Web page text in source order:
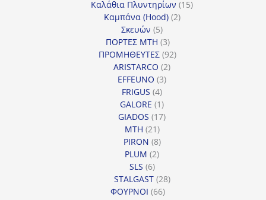
Καλάθια Πλυντηρίων 1515
Καμπάνα (Hood) 22
Σκευών 55
προϊόντα
ΠΟΡΤΕΣ MTH 33
προϊόντα
ΠΡΟΜΗΘΕΥΤΕΣ 9292
ARISTARCO 22
EFFEUNO 33
FRIGUS 44
προϊόντα
GALORE 11
προϊόν
GIADOS 1717
MTH 2121
προϊόντα
PIRON 88
προϊόντα
PLUM 22
SLS 66
προϊόντα
STALGAST 2828
ΦΟΥΡΝΟΙ 6666